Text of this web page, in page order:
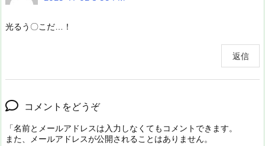
光るう〇こだ…！
返信
コメントをどうぞ
「名前とメールアドレスは入力しなくてもコメントできます。
また、メールアドレスが公開されることはありません。